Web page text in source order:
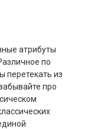
атрибуты
по
перетекать из
про